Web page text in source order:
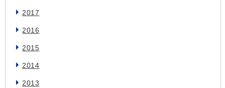
2017
2016
2015
2014
2013